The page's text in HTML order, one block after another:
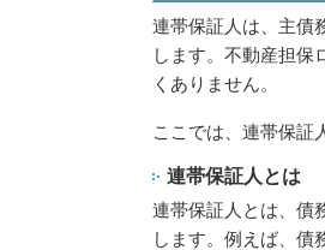
連帯保証人は、主債
します。不動産担保
くありません。
ここでは、連帯保証
連帯保証人とは
連帯保証人とは、債
します。例えば、債